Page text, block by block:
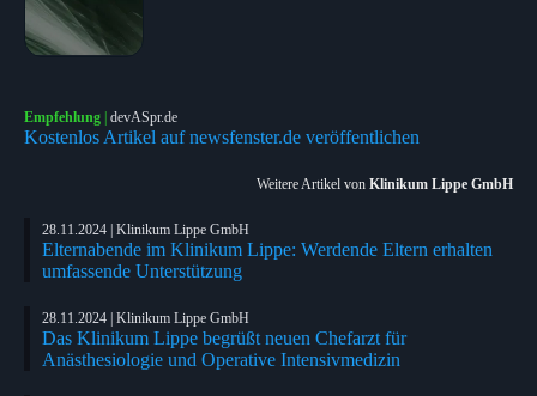
Empfehlung | devASpr.de
Kostenlos Artikel auf newsfenster.de veröffentlichen
Weitere Artikel von Klinikum Lippe GmbH
28.11.2024 | Klinikum Lippe GmbH
Elternabende im Klinikum Lippe: Werdende Eltern erhalten
umfassende Unterstützung
28.11.2024 | Klinikum Lippe GmbH
Das Klinikum Lippe begrüßt neuen Chefarzt für
Anästhesiologie und Operative Intensivmedizin